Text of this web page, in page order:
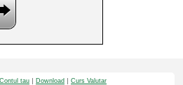
Contul tau Download Curs Valutar